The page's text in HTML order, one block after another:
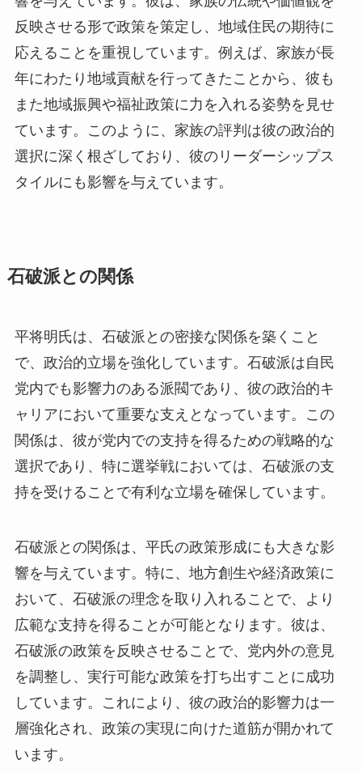
反映させる形で政策を策定し、地域住民の期待に
応えることを重視しています。例えば、家族が長
年にわたり地域貢献を行ってきたことから、彼も
また地域振興や福祉政策に力を入れる姿勢を見せ
ています。このように、家族の評判は彼の政治的
選択に深く根ざしており、彼のリーダーシップス
タイルにも影響を与えています。
石破派との関係
平将明氏は、石破派との密接な関係を築くこと
で、政治的立場を強化しています。石破派は自民
党内でも影響力のある派閥であり、彼の政治的キ
ャリアにおいて重要な支えとなっています。この
関係は、彼が党内での支持を得るための戦略的な
選択であり、特に選挙戦においては、石破派の支
持を受けることで有利な立場を確保しています。
石破派との関係は、平氏の政策形成にも大きな影
響を与えています。特に、地方創生や経済政策に
おいて、石破派の理念を取り入れることで、より
広範な支持を得ることが可能となります。彼は、
石破派の政策を反映させることで、党内外の意見
を調整し、実行可能な政策を打ち出すことに成功
しています。これにより、彼の政治的影響力は一
層強化され、政策の実現に向けた道筋が開かれて
います。